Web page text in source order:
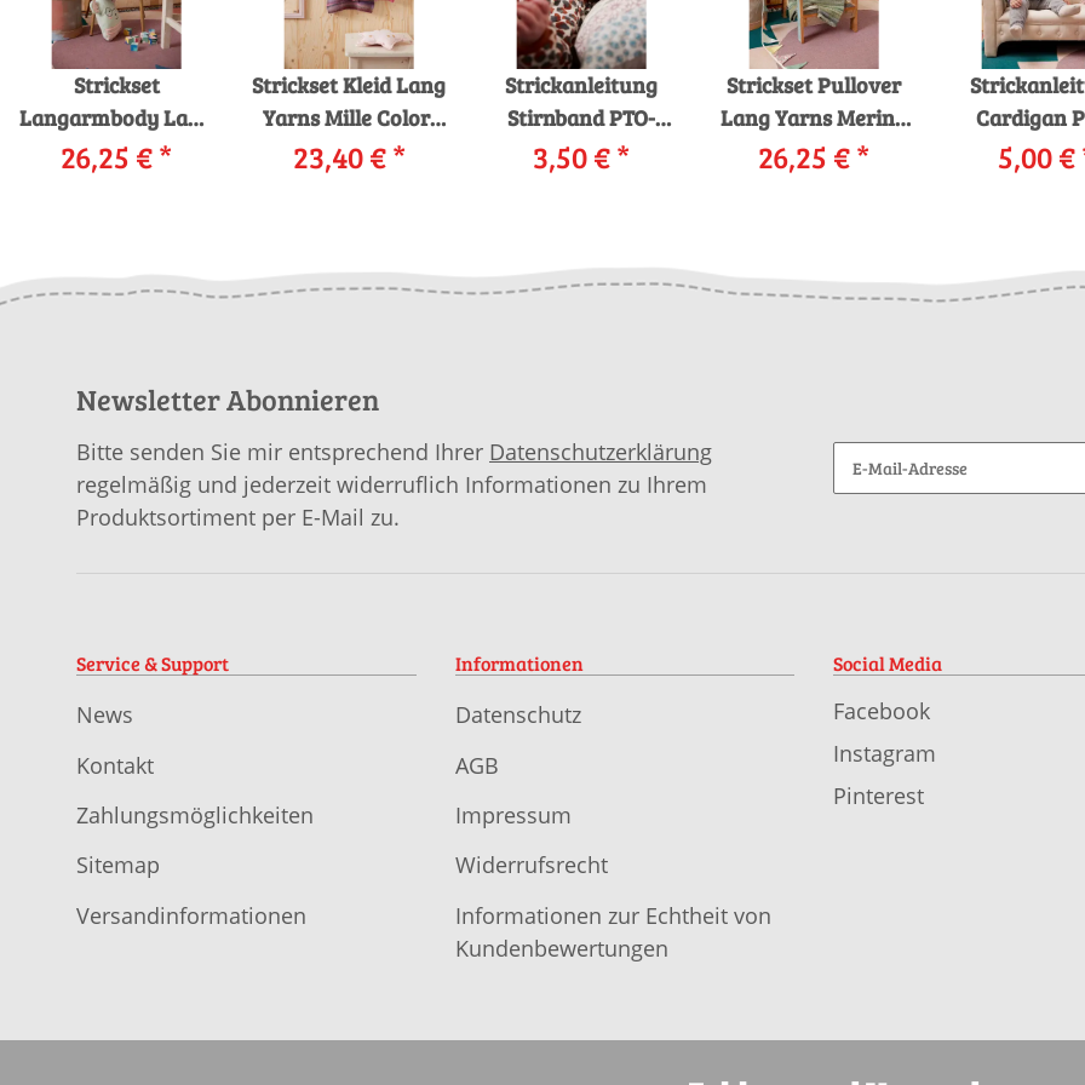
Strickset
Langarmbody Lang
Yarns Merino Bébé
ISLA mit Anleitung
26,25 €*
Strickset Kleid Lang
Yarns Mille Colori
Baby AMALIE mit
Anleitung in
23,40 €*
Strickanleitung
Stirnband PTO-
080_07
LANGYARNS
3,50 €*
Strickset Pullover
Lang Yarns Merino
Bébé ODIN mit
Anleitung in
26,25 €*
Cardigan
080_19
5,00 €
Newsletter Abonnieren
Bitte senden Sie mir entsprechend Ihrer Datenschutzerklärung
regelmäßig und jederzeit widerruflich Informationen zu Ihrem
Produktsortiment per E-Mail zu.
Service & Support
News
Kontakt
Zahlungsmöglichkeiten
Sitemap
Versandinformationen
Informationen
Datenschutz
AGB
Impressum
Widerrufsrecht
Informationen zur Echtheit von
Kundenbewertungen
Social Media
Facebook
Instagram
Pinterest